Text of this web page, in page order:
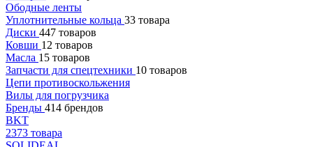
Ободные ленты
Уплотнительные кольца 33 товара
Диски 447 товаров
Ковши 12 товаров
Масла 15 товаров
Запчасти для спецтехники 10 товаров
Цепи противоскольжения
Вилы для погрузчика
Бренды 414 брендов
BKT
2373 товара